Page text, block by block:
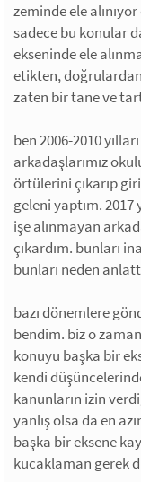
zeminde ele
sadece bu konular
ekseninde ele
etikten,
zaten bir tane ve
ben 2006-2010
arkadaşlarımız
örtülerini çıkarıp
geleni yaptım. 2017
işe alınmayan
çıkardım. bunları
bunları neden
bazı dönemlere
bendim. biz o
konuyu başka bir
kendi
kanunların izin
yanlış olsa da en
başka bir eksene
kucaklaman gerek